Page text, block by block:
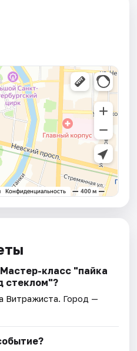
класс "пайка
стеклом"?
Витражиста. Город —